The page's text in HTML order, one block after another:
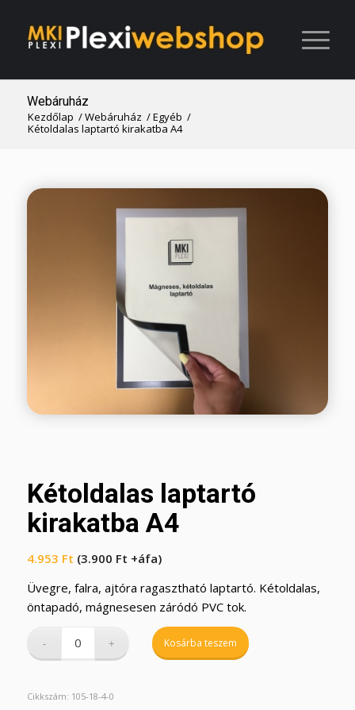
Webáruház
Kezdőlap /Webáruház /Egyéb /
Kétoldalas laptartó kirakatba A4
Kétoldalas laptartó
kirakatba A4
4.953 Ft (3.900 Ft +áfa)
Üvegre, falra, ajtóra ragasztható laptartó. Kétoldalas,
öntapadó, mágnesesen záródó PVC tok.
Kosárba teszem
Cikkszám: 105-18-4-0